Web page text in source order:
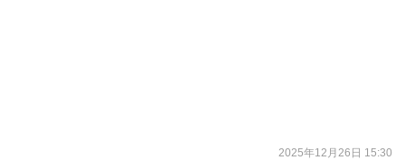
2025年12月26日 15:30